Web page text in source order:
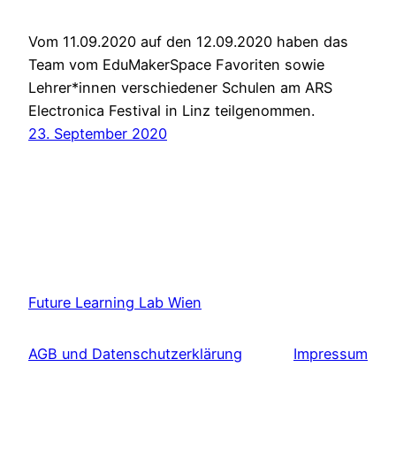
Vom 11.09.2020 auf den 12.09.2020 haben das
Team vom EduMakerSpace Favoriten sowie
Lehrer*innen verschiedener Schulen am ARS
Electronica Festival in Linz teilgenommen.
23. September 2020
Future Learning Lab Wien
AGB und Datenschutzerklärung Impressum